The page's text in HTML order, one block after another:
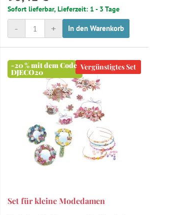
Sofort lieferbar, Lieferzeit: 1 - 3 Tage
+
- In den Warenkorb
-20 % mit dem Code
DJECO20
Vergünstigtes Set
Set für kleine Modedamen